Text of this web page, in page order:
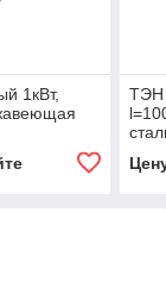
1кВт,
ТЭН